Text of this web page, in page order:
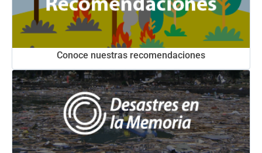
Conoce nuestras recomendaciones